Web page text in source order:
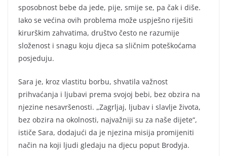
sposobnost bebe da jede, pije, smije se, pa čak i diše.
Iako se većina ovih problema može uspješno riješiti
kirurškim zahvatima, društvo često ne razumije
složenost i snagu koju djeca sa sličnim poteškoćama
posjeduju.
Sara je, kroz vlastitu borbu, shvatila važnost
prihvaćanja i ljubavi prema svojoj bebi, bez obzira na
njezine nesavršenosti. „Zagrljaj, ljubav i slavlje života,
bez obzira na okolnosti, najvažniji su za naše dijete“,
ističe Sara, dodajući da je njezina misija promijeniti
način na koji ljudi gledaju na djecu poput Brodyja.